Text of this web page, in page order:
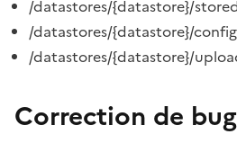
/datastores/{datastore}/
/datastores/{datastore}/
/datastores/{datastore}/
Correction de